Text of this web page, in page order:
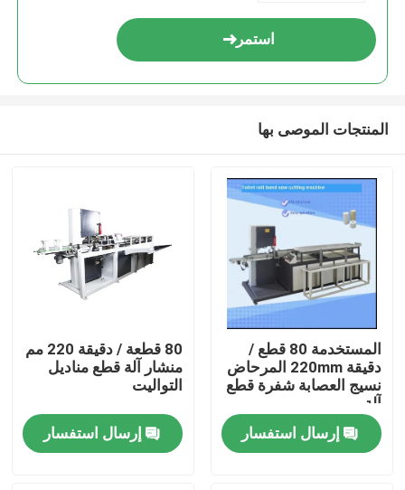
استمر
المنتجات الموصى بها
المستخدمة 80 قطع /
دقيقة 220mm المرحاض
نسيج العصابة شفرة قطع
آلة
إرسال استفسار
80 قطعة / دقيقة 220 مم
منشار آلة قطع مناديل
التواليت
إرسال استفسار